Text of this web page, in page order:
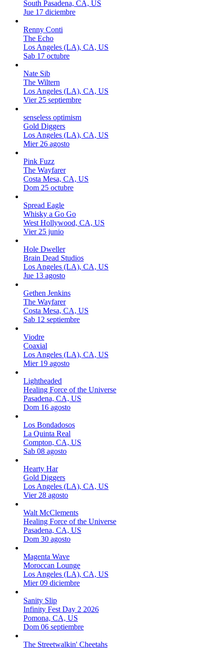
South Pasadena, CA, US
Jue 17 diciembre
Renny Conti
The Echo
Los Angeles (LA), CA, US
Sab 17 octubre
Nate Sib
The Wiltern
Los Angeles (LA), CA, US
Vier 25 septiembre
senseless optimism
Gold Diggers
Los Angeles (LA), CA, US
Mier 26 agosto
Pink Fuzz
The Wayfarer
Costa Mesa, CA, US
Dom 25 octubre
Spread Eagle
Whisky a Go Go
West Hollywood, CA, US
Vier 25 junio
Hole Dweller
Brain Dead Studios
Los Angeles (LA), CA, US
Jue 13 agosto
Gethen Jenkins
The Wayfarer
Costa Mesa, CA, US
Sab 12 septiembre
Viodre
Coaxial
Los Angeles (LA), CA, US
Mier 19 agosto
Lightheaded
Healing Force of the Universe
Pasadena, CA, US
Dom 16 agosto
Los Bondadosos
La Quinta Real
Compton, CA, US
Sab 08 agosto
Hearty Har
Gold Diggers
Los Angeles (LA), CA, US
Vier 28 agosto
Walt McClements
Healing Force of the Universe
Pasadena, CA, US
Dom 30 agosto
Magenta Wave
Moroccan Lounge
Los Angeles (LA), CA, US
Mier 09 diciembre
Sanity Slip
Infinity Fest Day 2 2026
Pomona, CA, US
Dom 06 septiembre
The Streetwalkin' Cheetahs